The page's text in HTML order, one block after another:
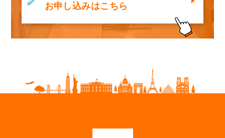
お申し込みはこちら